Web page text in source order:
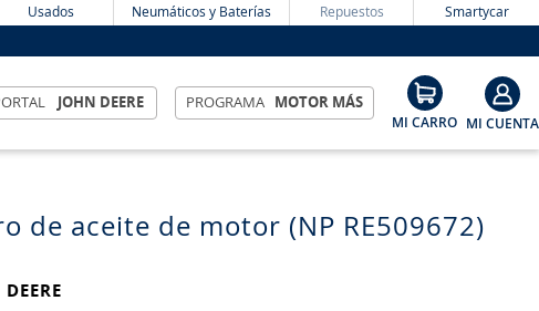
Usados Neumáticos y Baterías Repuestos Smartycar
JOHN DEERE PROGRAMA MOTOR MÁS
de aceite de motor (NP RE509672)
DEERE